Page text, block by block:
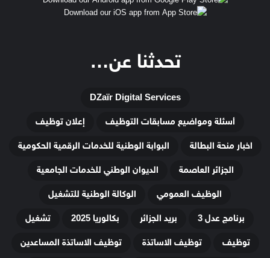
تحدثنا عن…
DZaïr Digital Services
أسئلة ومواضيع مسابقات التوظيف
إعلان توظيف
اخبار منحة البطالة
البوابة الوطنية للخدمات الرقمية الحكومية
الجزائر العاصمة
الديوان الوطني للخدمات الجامعية
الوظيف العمومي
الوكالة الوطنية للتشغيل
برنامج عدل 3
بريد الجزائر بكالوريا 2025
تشغيل
توظيف
توظيف الاساتذة
توظيف الاساتذة المساعدين